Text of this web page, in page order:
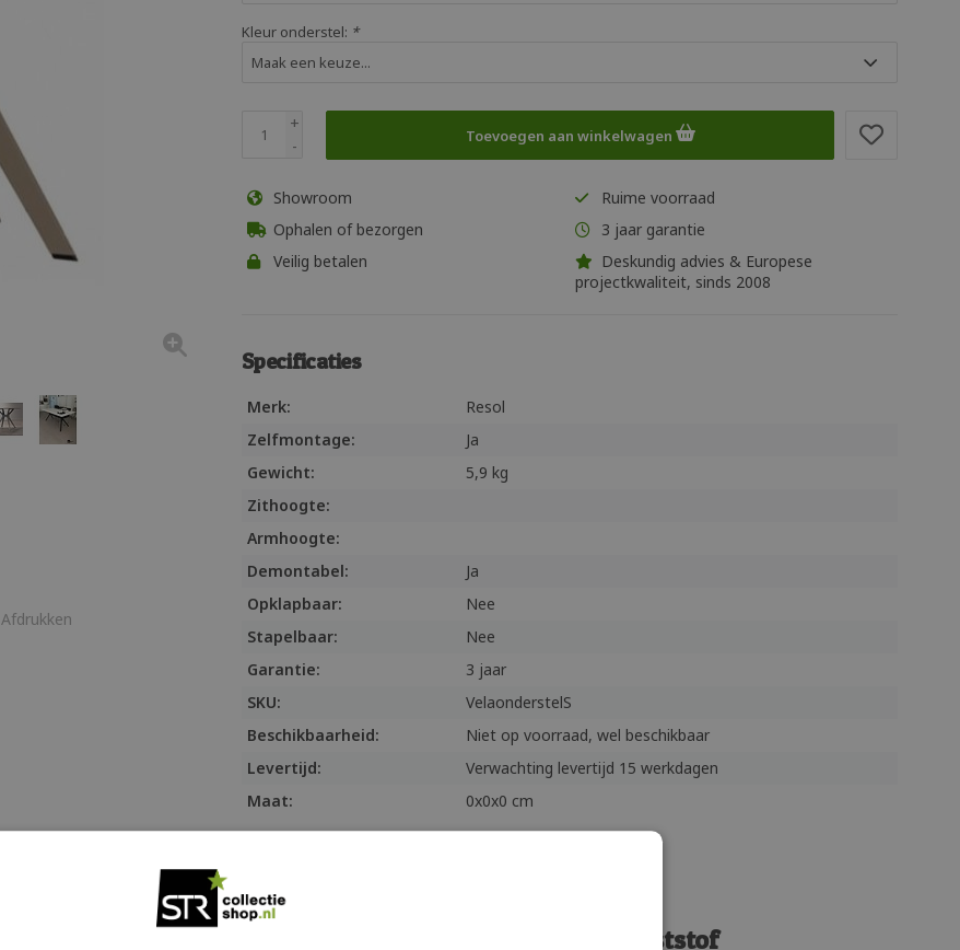
Afdrukken
Kleur onderstel: *
+
-
Toevoegen aan winkelwagen
Showroom
Ruime voorraad
Ophalen of bezorgen
3 jaar garantie
Veilig betalen
Deskundig advies & Europese
projectkwaliteit, sinds 2008
Specificaties
Merk:
Resol
Zelfmontage:
Ja
Gewicht:
5,9 kg
Zithoogte:
Armhoogte:
Demontabel:
Ja
Opklapbaar:
Nee
Stapelbaar:
Nee
Garantie:
3 jaar
SKU:
VelaonderstelS
Beschikbaarheid:
Niet op voorraad, wel beschikbaar
Levertijd:
Verwachting levertijd 15 werkdagen
Maat:
0x0x0 cm
Vela design tafelonderstel
Design tafelonderstel van sterk kunststof